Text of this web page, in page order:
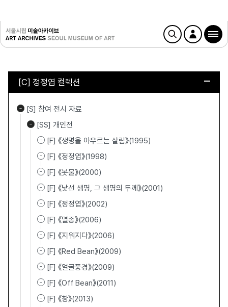
[C] 정정엽 컬렉션
[S] 참여 전시 자료
[SS] 개인전
[F] 《생명을 아우르는 살림》(1995)
[F] 《정정엽》(1998)
[F] 《봇물》(2000)
[F] 《낯선 생명, 그 생명의 두께》(2001)
[F] 《정정엽》(2002)
[F] 《멸종》(2006)
[F] 《지워지다》(2006)
[F] 《Red Bean》(2009)
[F] 《얼굴풍경》(2009)
[F] 《Off Bean》(2011)
[F] 《창》(2013)